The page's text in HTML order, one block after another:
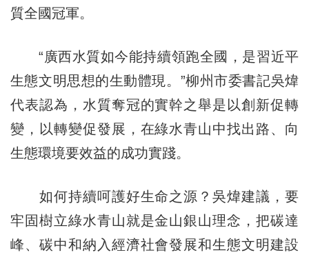
質全國冠軍。
“廣西水質如今能持續領跑全國，是習近平
生態文明思想的生動體現。”柳州市委書記吳煒
代表認為，水質奪冠的實幹之舉是以創新促轉
變，以轉變促發展，在綠水青山中找出路、向
生態環境要效益的成功實踐。
如何持續呵護好生命之源？吳煒建議，要
牢固樹立綠水青山就是金山銀山理念，把碳達
峰、碳中和納入經濟社會發展和生態文明建設